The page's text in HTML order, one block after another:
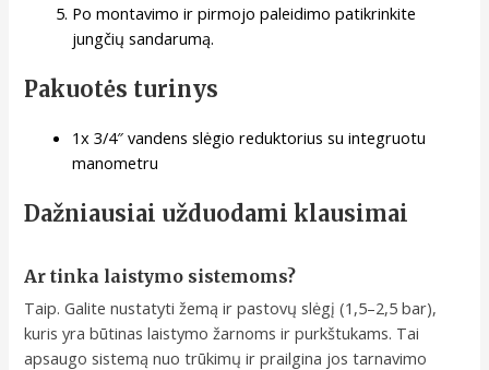
Po montavimo ir pirmojo paleidimo patikrinkite
jungčių sandarumą.
Pakuotės turinys
1x 3/4″ vandens slėgio reduktorius su integruotu
manometru
Dažniausiai užduodami klausimai
Ar tinka laistymo sistemoms?
Taip. Galite nustatyti žemą ir pastovų slėgį (1,5–2,5 bar),
kuris yra būtinas laistymo žarnoms ir purkštukams. Tai
apsaugo sistemą nuo trūkimų ir prailgina jos tarnavimo